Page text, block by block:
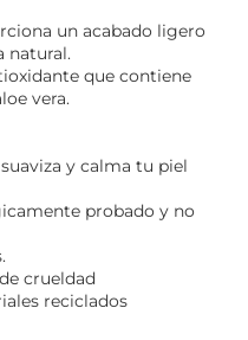
un acabado ligero
natural.
que contiene
vera.
y calma tu piel
probado y no
crueldad
reciclados